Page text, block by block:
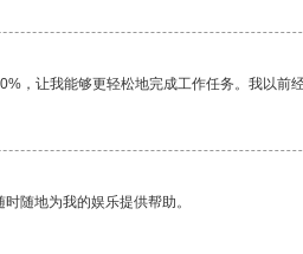
，让我能够更轻松地完成工作任务。我以前
随地为我的娱乐提供帮助。